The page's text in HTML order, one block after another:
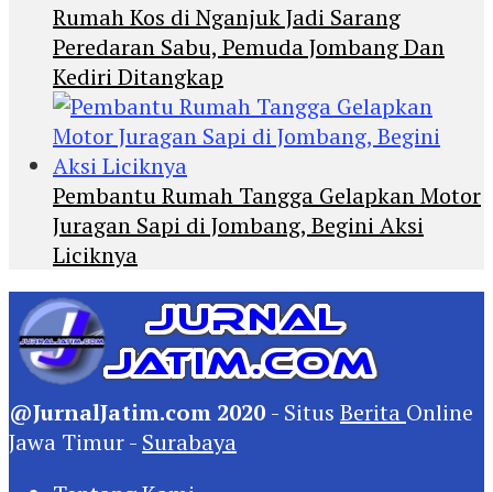
Rumah Kos di Nganjuk Jadi Sarang
Peredaran Sabu, Pemuda Jombang Dan
Kediri Ditangkap
Pembantu Rumah Tangga Gelapkan Motor
Juragan Sapi di Jombang, Begini Aksi
Liciknya
@JurnalJatim.com 2020 - Situs Berita Online
Jawa Timur - Surabaya